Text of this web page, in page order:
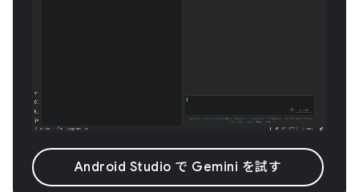
Android Studio で Gemini を試す